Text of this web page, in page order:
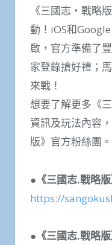
《三國志・戰略
動！iOS和
啟，官方準備了
家登錄搶好禮；
來戰！
想要了解更多《
資訊及玩法內容
版》官方粉絲團。
●《三國志.戰略
https://
●《三國志.戰略